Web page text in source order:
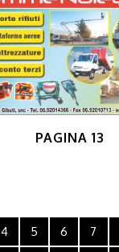
PAGINA 13
4 5 6 7